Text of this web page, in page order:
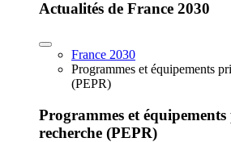
Actualités de France 2030
France 2030
Programmes et équipements
(PEPR)
Programmes et
recherche (PEPR)